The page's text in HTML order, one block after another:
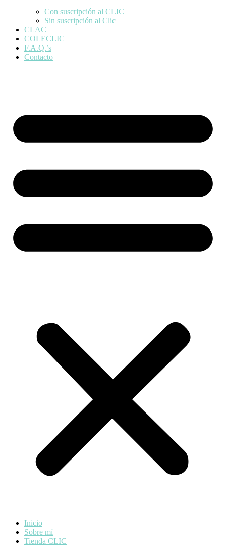
Con suscripción al CLIC
Sin suscripción al Clic
CLAC
COLECLIC
F.A.Q.’s
Contacto
Inicio
Sobre mí
Tienda CLIC